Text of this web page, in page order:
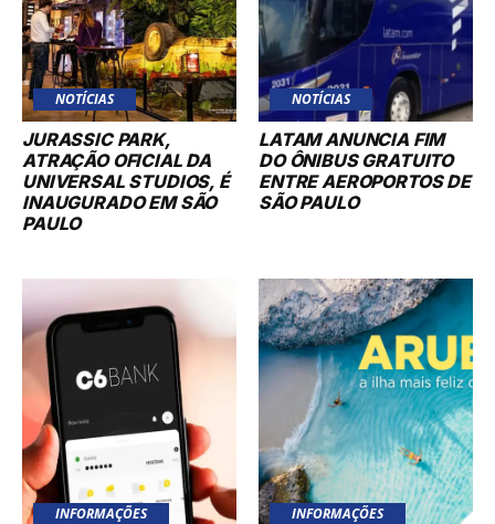
NOTÍCIAS
JURASSIC PARK,
ATRAÇÃO OFICIAL DA
UNIVERSAL STUDIOS, É
INAUGURADO EM SÃO
PAULO
NOTÍCIAS
LATAM ANUNCIA FIM
DO ÔNIBUS GRATUITO
ENTRE AEROPORTOS DE
SÃO PAULO
INFORMAÇÕES INFORMAÇÕES